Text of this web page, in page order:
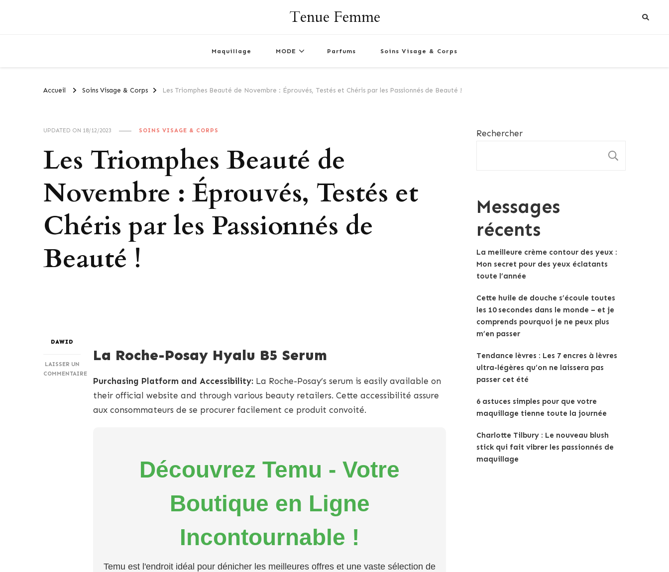
Tenue Femme
Maquillage MODE Parfums Soins Visage & Corps
Accueil Soins Visage & Corps Les Triomphes Beauté de Novembre : Éprouvés, Testés et Chéris par les Passionnés de Beauté !
UPDATED ON 18/12/2023 SOINS VISAGE & CORPS
Les Triomphes Beauté de
Novembre : Éprouvés, Testés et
Chéris par les Passionnés de
Beauté !
DAWID
LAISSER UN
COMMENTAIRE
La Roche-Posay Hyalu B5 Serum
Purchasing Platform and Accessibility: La Roche-Posay’s serum is easily available on
their official website and through various beauty retailers. Cette accessibilité assure
aux consommateurs de se procurer facilement ce produit convoité.
Découvrez Temu - Votre
Boutique en Ligne
Incontournable !
Temu est l'endroit idéal pour dénicher les meilleures offres et une vaste sélection de
Rechercher
Messages
récents
La meilleure crème contour des yeux :
Mon secret pour des yeux éclatants
toute l’année
Cette huile de douche s’écoule toutes
les 10 secondes dans le monde – et je
comprends pourquoi je ne peux plus
m’en passer
Tendance lèvres : Les 7 encres à lèvres
ultra-légères qu’on ne laissera pas
passer cet été
6 astuces simples pour que votre
maquillage tienne toute la journée
Charlotte Tilbury : Le nouveau blush
stick qui fait vibrer les passionnés de
maquillage